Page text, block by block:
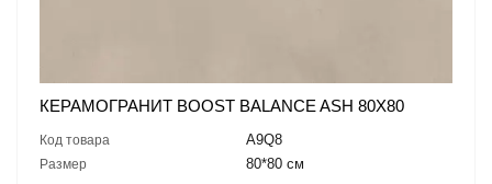
КЕРАМОГРАНИТ BOOST BALANCE ASH 80X80
Код товара A9Q8
Размер 80*80 см